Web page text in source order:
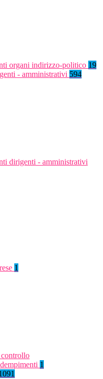
organi indirizzo-politico 19
- amministrativi 594
dirigenti - amministrativi
1
1